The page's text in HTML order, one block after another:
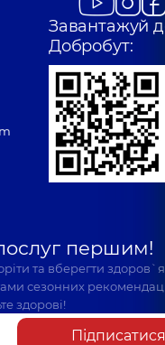
Завантажуй
Добробут:
першим!
та вберегти
сезонних
здорові!
Підписатися